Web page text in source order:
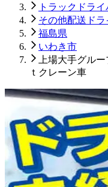
トラックドライ
その他配送ドラ
福島県
いわき市
上場大手グル
ｔクレーン車